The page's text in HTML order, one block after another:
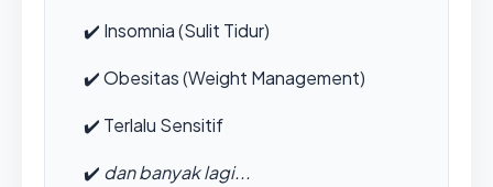
✔️ Insomnia (Sulit Tidur)
✔️Obesitas (Weight Management)
✔️ Terlalu Sensitif
✔️ dan banyak lagi...